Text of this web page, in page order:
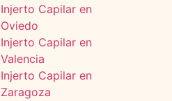
Injerto Capilar en
Oviedo
Injerto Capilar en
Valencia
Injerto Capilar en
Zaragoza